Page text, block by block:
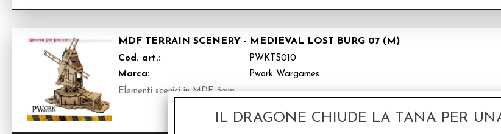
MDF TERRAIN SCENERY - MEDIEVAL LOST BURG 07 (M)
Cod. art.:
PWKTS010
Marca:
Pwork Wargames
Elementi scenici in MDF 3mm
IL DRAGONE CHIUDE LA TANA PER